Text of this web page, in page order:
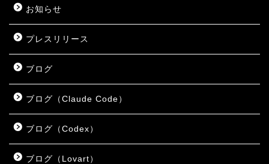
お知らせ
プレスリリース
ブログ
ブログ（Claude Code）
ブログ（Codex）
ブログ（Lovart）